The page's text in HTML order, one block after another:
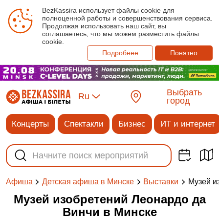
BezKassira использует файлы cookie для
полноценной работы и совершенствования сервиса.
Продолжая использовать наш сайт, вы
соглашаетесь, что мы можем разместить файлы
cookie.
Подробнее
Понятно
Ru
Выбрать
город
Концерты Спектакли Бизнес ИТ и интернет
Афиша Детская афиша в Минске Выставки Музей
Музей изобретений Леонардо да
Винчи в Минске